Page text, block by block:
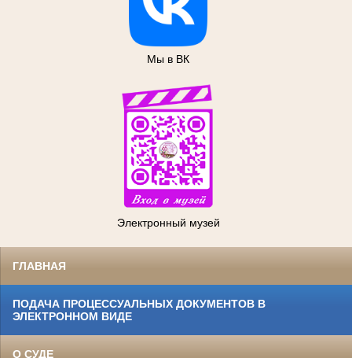
Мы в ВК
Электронный музей
ГЛАВНАЯ
ПОДАЧА ПРОЦЕССУАЛЬНЫХ ДОКУМЕНТОВ В
ЭЛЕКТРОННОМ ВИДЕ
О СУДЕ